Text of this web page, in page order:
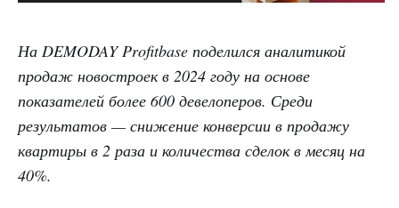
На DEMODAY Profitbase поделился аналитикой
продаж новостроек в 2024 году на основе
показателей более 600 девелоперов. Среди
результатов — снижение конверсии в продажу
квартиры в 2 раза и количества сделок в месяц на
40%.